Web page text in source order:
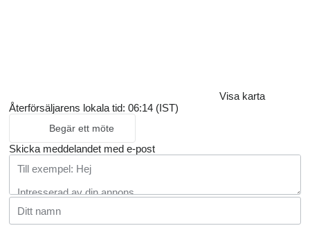
Visa karta
Återförsäljarens lokala tid: 06:14 (IST)
Begär ett möte
Skicka meddelandet med e-post